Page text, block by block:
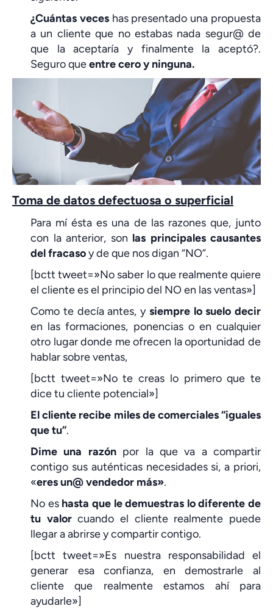
¿Cuántas veceshas presentado una propuesta
a un cliente que no estabas nada segur@ de
que la aceptaría y finalmente la aceptó?.
Seguro queentre cero y ninguna.
Toma de datos defectuosa o superficial
Para mí ésta es una de las razones que, junto
con la anterior, son las principales causantes
del fracasoy de que nos digan “NO”.
[bctt tweet=»No saber lo que realmente quiere
el cliente es el principio del NO en las ventas»]
Como te decía antes, y siempre lo suelo decir
en las formaciones, ponencias o en cualquier
otro lugar donde me ofrecen la oportunidad de
hablar sobre ventas,
[bctt tweet=»No te creas lo primero que te
dice tu cliente potencial»]
El cliente recibe miles de comerciales “iguales
que tu”.
Dime una razónpor la que va a compartir
contigo sus auténticas necesidades si, a priori,
«eres un@ vendedor más».
No es hasta que le demuestras lo diferente de
tu valorcuando el cliente realmente puede
llegar a abrirse y compartir contigo.
[bctt tweet=»Es nuestra responsabilidad el
generar esa confianza, en demostrarle al
cliente que realmente estamos ahí para
ayudarle»]